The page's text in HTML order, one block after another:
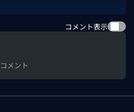
コメント表示
コメント